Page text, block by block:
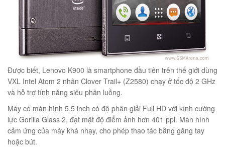
hàn quốc cao cấp
GIỎ
Túi đeo chéo nam công sở da bò sáp đựng tài liệu A4 KT57
₫
Được biết, Lenovo K900 là smartphone đầu tiên trên thế giới dùng
VXL Intel Atom 2 nhân Clover Trail+ (Z2580) chạy ở tốc độ 2 GHz
và hỗ trợ tính năng siêu phân luồng.
Máy có màn hình 5,5 inch có độ phân giải Full HD với kính cường
lực Gorilla Glass 2, đạt mật độ điểm ảnh hơn 401 ppi. Màn hình
cảm ứng của máy khá nhạy, cho phép thao tác bằng găng tay
hoặc bút.